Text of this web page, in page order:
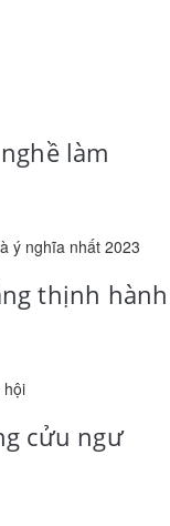
làm
thịnh hành
cửu ngư